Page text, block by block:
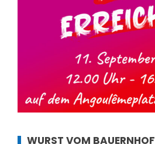
WURST VOM BAUERNHOF